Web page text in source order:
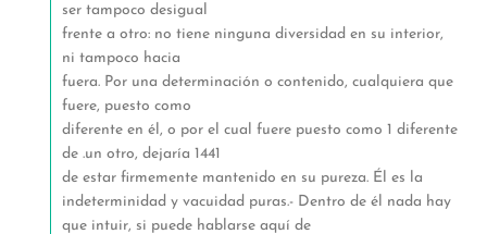
ser tampoco desigual
frente a otro: no tiene ninguna diversidad en su interior,
ni tampoco hacia
fuera. Por una determinación o contenido, cualquiera que
fuere, puesto como
diferente en él, o por el cual fuere puesto como 1 diferente
de .un otro, dejaría 1441
de estar firmemente mantenido en su pureza. Él es la
indeterminidad y vacuidad puras.- Dentro de él nada hay
que intuir, si puede hablarse aquí de